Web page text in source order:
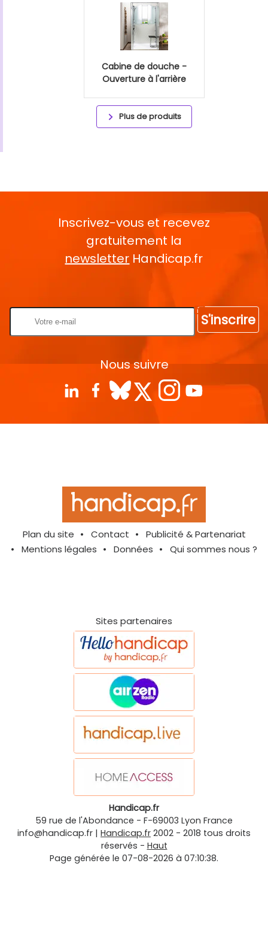
Cabine de douche -
Ouverture à l'arrière
Plus de produits
Inscrivez-vous et recevez
gratuitement la
newsletter Handicap.fr
S'inscrire
Nous suivre
Plan du site Contact
Publicité & Partenariat
Mentions légales
Données Qui sommes nous ?
Sites partenaires
Handicap.fr
59 rue de l'Abondance - F-69003 Lyon France
info@handicap.fr | Handicap.fr 2002 - 2018 tous droits
réservés - Haut
Page générée le 07-08-2026 à 07:10:38.